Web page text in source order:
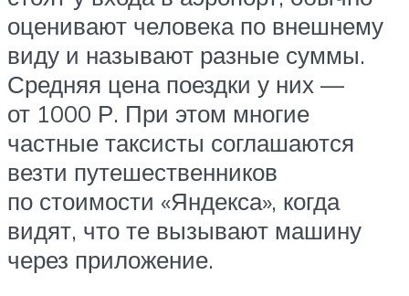
оценивают человека по внешнему
виду и называют разные суммы.
Средняя цена поездки у них —
от 1000 Р. При этом многие
частные таксисты соглашаются
везти путешественников
по стоимости «Яндекса», когда
видят, что те вызывают машину
через приложение.